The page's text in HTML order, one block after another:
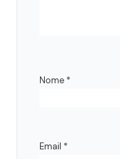
Nome *
Email *